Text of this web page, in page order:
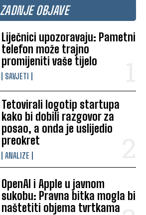
ZADNJE OBJAVE
Liječnici upozoravaju: Pametni
telefon može trajno
promijeniti vaše tijelo
SAVJETI
Tetovirali logotip startupa
kako bi dobili razgovor za
posao, a onda je uslijedio
preokret
ANALIZE
OpenAI i Apple u javnom
sukobu: Pravna bitka mogla bi
naštetiti objema tvrtkama